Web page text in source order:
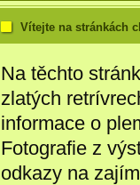
Vítejte na stránkách
Na těchto
zlatých
informace o
Fotografie z
odkazy na